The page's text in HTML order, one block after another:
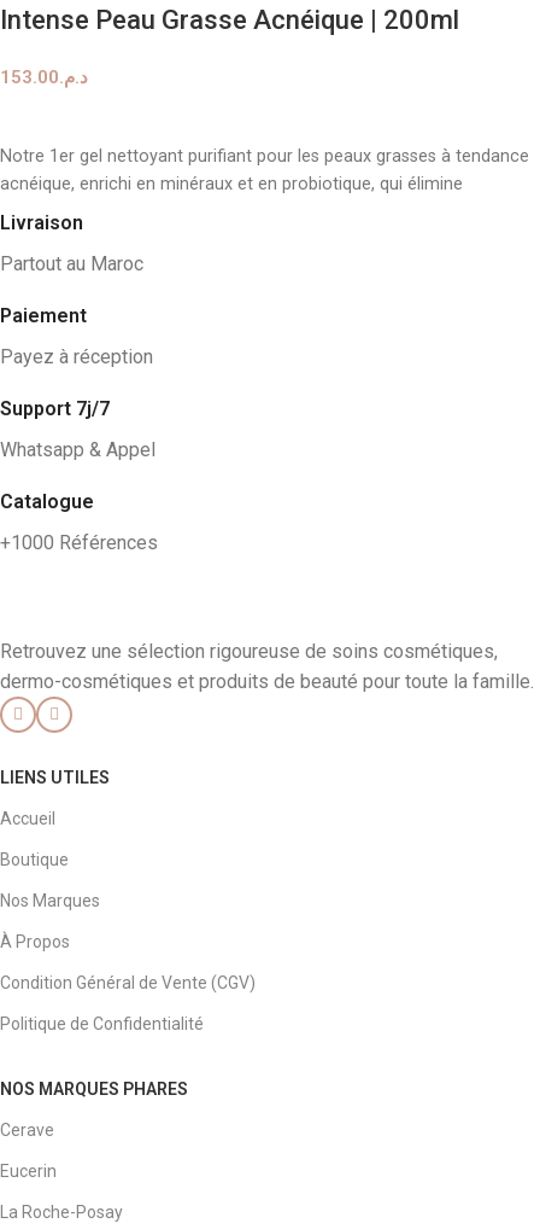
Intense Peau Grasse Acnéique | 200ml
د.م.153.00
Notre 1er gel nettoyant purifiant pour les peaux grasses à tendance
acnéique, enrichi en minéraux et en probiotique, qui élimine
Livraison
Partout au Maroc
Paiement
Payez à réception
Support 7j/7
Whatsapp & Appel
Catalogue
+1000 Références
Retrouvez une sélection rigoureuse de soins cosmétiques,
dermo-cosmétiques et produits de beauté pour toute la famille.
LIENS UTILES
Accueil
Boutique
Nos Marques
À Propos
Condition Général de Vente (CGV)
Politique de Confidentialité
NOS MARQUES PHARES
Cerave
Eucerin
La Roche-Posay